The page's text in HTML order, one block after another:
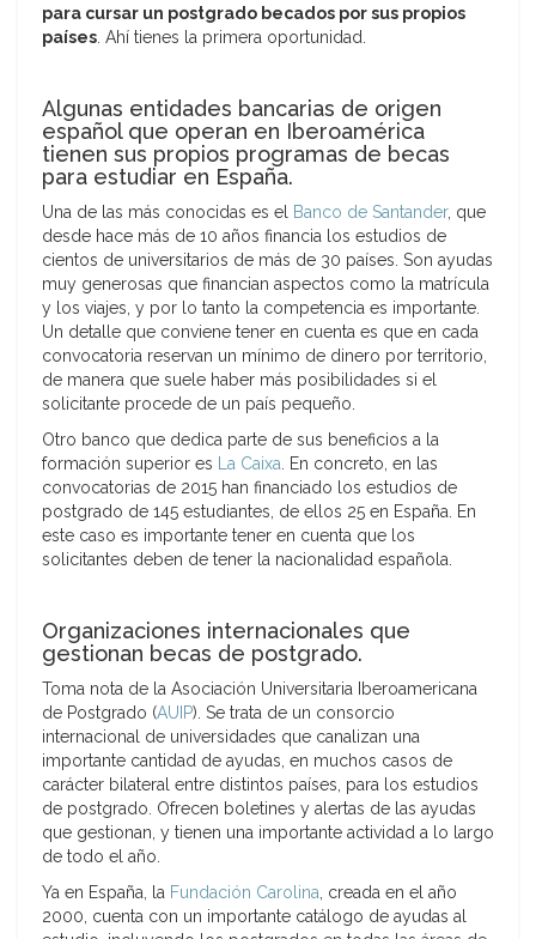
para cursar un postgrado becados por sus propios
países . Ahí tienes la primera oportunidad.
Algunas entidades bancarias de origen
español que operan en Iberoamérica
tienen sus propios programas de becas
para estudiar en España.
Una de las más conocidas es el Banco de Santander, que
desde hace más de 10 años financia los estudios de
cientos de universitarios de más de 30 países. Son ayudas
muy generosas que financian aspectos como la matrícula
y los viajes, y por lo tanto la competencia es importante.
Un detalle que conviene tener en cuenta es que en cada
convocatoria reservan un mínimo de dinero por territorio,
de manera que suele haber más posibilidades si el
solicitante procede de un país pequeño.
Otro banco que dedica parte de sus beneficios a la
formación superior es
La Caixa . En concreto, en las
convocatorias de 2015 han financiado los estudios de
postgrado de 145 estudiantes, de ellos 25 en España. En
este caso es importante tener en cuenta que los
solicitantes deben de tener la nacionalidad española.
Organizaciones internacionales que
gestionan becas de postgrado.
Toma nota de la Asociación Universitaria Iberoamericana
de Postgrado (AUIP). Se trata de un consorcio
internacional de universidades que canalizan una
importante cantidad de ayudas, en muchos casos de
carácter bilateral entre distintos países, para los estudios
de postgrado. Ofrecen boletines y alertas de las ayudas
que gestionan, y tienen una importante actividad a lo largo
de todo el año.
Ya en España, la Fundación Carolina , creada en el año
2000, cuenta con un importante catálogo de ayudas al